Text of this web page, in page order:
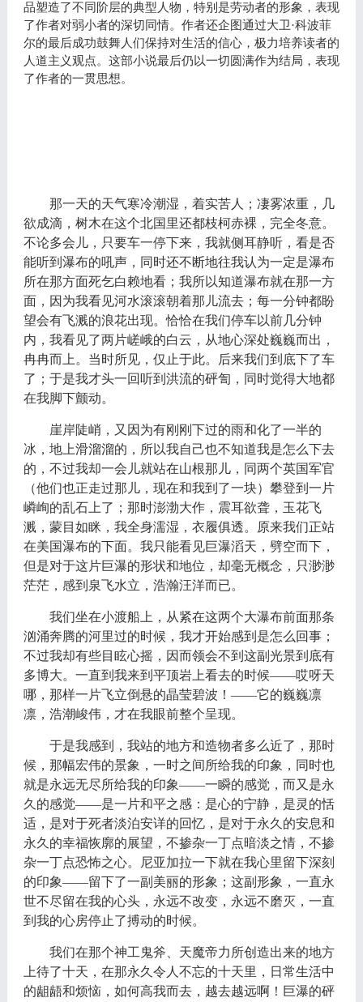
品塑造了不同阶层的典型人物，特别是劳动者的形象，表现
了作者对弱小者的深切同情。作者还企图通过大卫·科波菲
尔的最后成功鼓舞人们保持对生活的信心，极力培养读者的
人道主义观点。这部小说最后仍以一切圆满作为结局，表现
了作者的一贯思想。
那一天的天气寒冷潮湿，着实苦人；凄雾浓重，几
欲成滴，树木在这个北国里还都枝柯赤裸，完全冬意。
不论多会儿，只要车一停下来，我就侧耳静听，看是否
能听到瀑布的吼声，同时还不断地往我认为一定是瀑布
所在那方面死乞白赖地看；我所以知道瀑布就在那一方
面，因为我看见河水滚滚朝着那儿流去；每一分钟都盼
望会有飞溅的浪花出现。恰恰在我们停车以前几分钟
内，我看见了两片嵯峨的白云，从地心深处巍巍而出，
冉冉而上。当时所见，仅止于此。后来我们到底下了车
了；于是我才头一回听到洪流的砰訇，同时觉得大地都
在我脚下颤动。
崖岸陡峭，又因为有刚刚下过的雨和化了一半的
冰，地上滑溜溜的，所以我自己也不知道我是怎么下去
的，不过我却一会儿就站在山根那儿，同两个英国军官
（他们也正走过那儿，现在和我到了一块）攀登到一片
嶙峋的乱石上了；那时澎渤大作，震耳欲聋，玉花飞
溅，蒙目如眯，我全身濡湿，衣履俱透。原来我们正站
在美国瀑布的下面。我只能看见巨瀑滔天，劈空而下，
但是对于这片巨瀑的形状和地位，却毫无概念，只渺渺
茫茫，感到泉飞水立，浩瀚汪洋而已。
我们坐在小渡船上，从紧在这两个大瀑布前面那条
汹涌奔腾的河里过的时候，我才开始感到是怎么回事；
不过我却有些目眩心摇，因而领会不到这副光景到底有
多博大。一直到我来到平顶岩上看去的时候——哎呀天
哪，那样一片飞立倒悬的晶莹碧波！——它的巍巍凛
凛，浩潮峻伟，才在我眼前整个呈现。
于是我感到，我站的地方和造物者多么近了，那时
候，那幅宏伟的景象，一时之间所给我的印象，同时也
就是永远无尽所给我的印象——一瞬的感觉，而又是永
久的感觉——是一片和平之感：是心的宁静，是灵的恬
适，是对于死者淡泊安详的回忆，是对于永久的安息和
永久的幸福恢廓的展望，不掺杂一丁点暗淡之情，不掺
杂一丁点恐怖之心。尼亚加拉一下就在我心里留下深刻
的印象——留下了一副美丽的形象；这副形象，一直永
世不尽留在我的心头，永远不改变，永远不磨灭，一直
到我的心房停止了搏动的时候。
我们在那个神工鬼斧、天魔帝力所创造出来的地方
上待了十天，在那永久令人不忘的十天里，日常生活中
的龃龉和烦恼，如何高我而去，越去越远啊！巨瀑的砰